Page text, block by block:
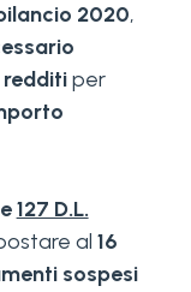
2020,
redditiper
e127 D.L.
al 16
sospesi